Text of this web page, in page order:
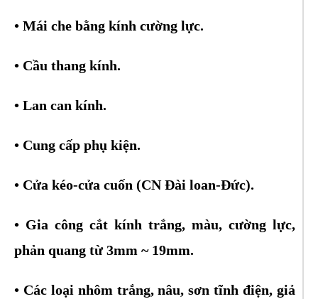
• Mái che bằng kính cường lực.
• Cầu thang kính.
• Lan can kính.
• Cung cấp phụ kiện.
• Cửa kéo-cửa cuốn (CN Đài loan-Đức).
• Gia công cắt kính trắng, màu, cường lực,
phản quang từ 3mm ~ 19mm.
• Các loại nhôm trắng, nâu, sơn tĩnh điện, giả